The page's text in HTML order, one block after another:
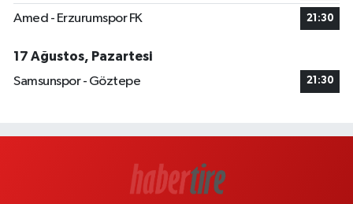
Amed - Erzurumspor FK 21:30
17 Ağustos, Pazartesi
Samsunspor - Göztepe
21:30